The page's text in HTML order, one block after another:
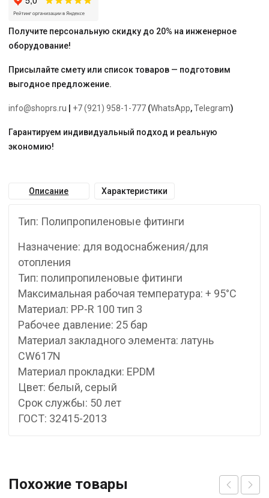
Получите персональную скидку до 20% на инженерное
оборудование!
Присылайте смету или список товаров — подготовим
выгодное предложение.
info@shoprs.ru +7 (921) 958-1-777 (WhatsApp,Telegram)
Гарантируем индивидуальный подход и реальную
экономию!
Описание Характеристики
Тип: Полипропиленовые фитинги
Назначение: для водоснабжения/для
отопления
Тип: полипропиленовые фитинги
Максимальная рабочая температура: + 95°С
Материал: PP-R 100 тип 3
Рабочее давление: 25 бар
Материал закладного элемента: латунь
CW617N
Материал прокладки: EPDM
Цвет: белый, серый
Срок службы: 50 лет
ГОСТ: 32415-2013
Похожие товары